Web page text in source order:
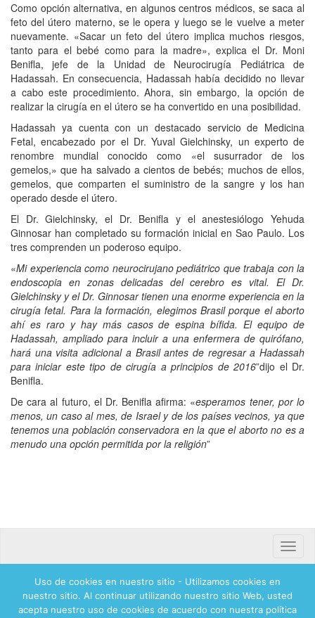
Como opción alternativa, en algunos centros médicos, se saca al
feto del útero materno, se le opera y luego se le vuelve a meter
nuevamente. «Sacar un feto del útero implica muchos riesgos,
tanto para el bebé como para la madre», explica el Dr. Moni
Benifla, jefe de la Unidad de Neurocirugía Pediátrica de
Hadassah. En consecuencia, Hadassah había decidido no llevar
a cabo este procedimiento. Ahora, sin embargo, la opción de
realizar la cirugía en el útero se ha convertido en una posibilidad.
Hadassah ya cuenta con un destacado servicio de Medicina
Fetal, encabezado por el Dr. Yuval Gielchinsky, un experto de
renombre mundial conocido como «el susurrador de los
gemelos,» que ha salvado a cientos de bebés; muchos de ellos,
gemelos, que comparten el suministro de la sangre y los han
operado desde el útero.
El Dr. Gielchinsky, el Dr. Benifla y el anestesiólogo Yehuda
Ginnosar han completado su formación inicial en Sao Paulo. Los
tres comprenden un poderoso equipo.
«Mi experiencia como neurocirujano pediátrico que trabaja con la
endoscopia en zonas delicadas del cerebro es vital. El Dr.
Gielchinsky y el Dr. Ginnosar tienen una enorme experiencia en la
cirugía fetal. Para la formación, elegimos Brasil porque el aborto
ahí es raro y hay más casos de espina bífida. El equipo de
Hadassah, ampliado para incluir a una enfermera de quirófano,
hará una visita adicional a Brasil antes de regresar a Hadassah
para iniciar este tipo de cirugía a principios de 2016”dijo el Dr.
Benifla.
De cara al futuro, el Dr. Benifla afirma: «esperamos tener, por lo
menos, un caso al mes, de Israel y de los países vecinos, ya que
tenemos una población conservadora en la que el aborto no es a
menudo una opción permitida por la religión”
Toggle
Banca mifel 71250 Hadassah Mexico
Uso de cookies en nuestro sitio - Utilizamos cookies en
nuestro sitio. Al continuar utilizando nuestro sitio Web, usted
acepta nuestro uso de cookies de acuerdo con nuestra política